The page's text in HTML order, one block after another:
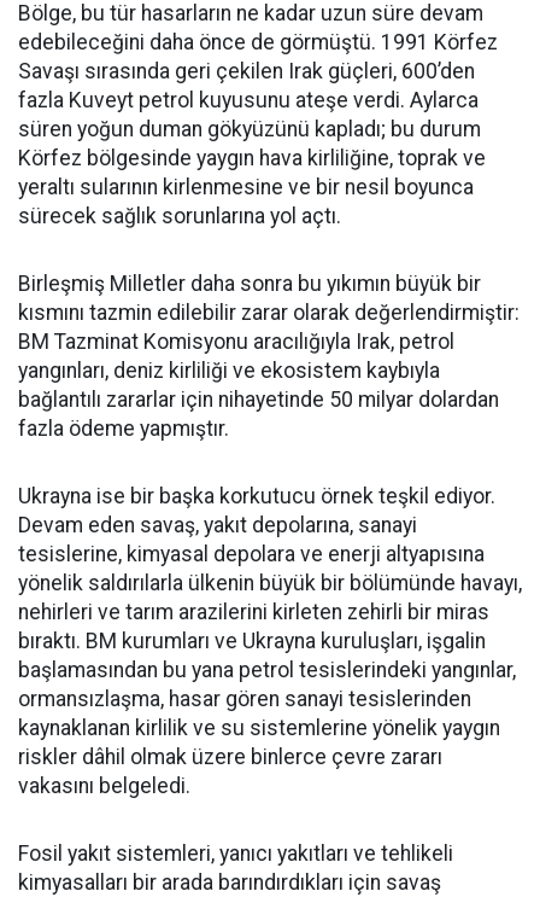
Bölge, bu tür hasarların ne kadar uzun süre devam
edebileceğini daha önce de görmüştü. 1991 Körfez
Savaşı sırasında geri çekilen Irak güçleri, 600’den
fazla Kuveyt petrol kuyusunu ateşe verdi. Aylarca
süren yoğun duman gökyüzünü kapladı; bu durum
Körfez bölgesinde yaygın hava kirliliğine, toprak ve
yeraltı sularının kirlenmesine ve bir nesil boyunca
sürecek sağlık sorunlarına yol açtı.
Birleşmiş Milletler daha sonra bu yıkımın büyük bir
kısmını tazmin edilebilir zarar olarak değerlendirmiştir:
BM Tazminat Komisyonu aracılığıyla Irak, petrol
yangınları, deniz kirliliği ve ekosistem kaybıyla
bağlantılı zararlar için nihayetinde 50 milyar dolardan
fazla ödeme yapmıştır.
Ukrayna ise bir başka korkutucu örnek teşkil ediyor.
Devam eden savaş, yakıt depolarına, sanayi
tesislerine, kimyasal depolara ve enerji altyapısına
yönelik saldırılarla ülkenin büyük bir bölümünde havayı,
nehirleri ve tarım arazilerini kirleten zehirli bir miras
bıraktı. BM kurumları ve Ukrayna kuruluşları, işgalin
başlamasından bu yana petrol tesislerindeki yangınlar,
ormansızlaşma, hasar gören sanayi tesislerinden
kaynaklanan kirlilik ve su sistemlerine yönelik yaygın
riskler dâhil olmak üzere binlerce çevre zararı
vakasını belgeledi.
Fosil yakıt sistemleri, yanıcı yakıtları ve tehlikeli
kimyasalları bir arada barındırdıkları için savaş